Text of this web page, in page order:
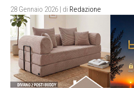
28 Gennaio 2026 | di Redazione